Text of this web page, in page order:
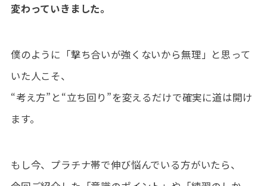
変わっていきました。
僕のように「撃ち合いが強くないから無理」と思って
いた人こそ、
“考え方”と“立ち回り”を変えるだけで確実に道は開け
ます。
もし今、プラチナ帯で伸び悩んでいる方がいたら、